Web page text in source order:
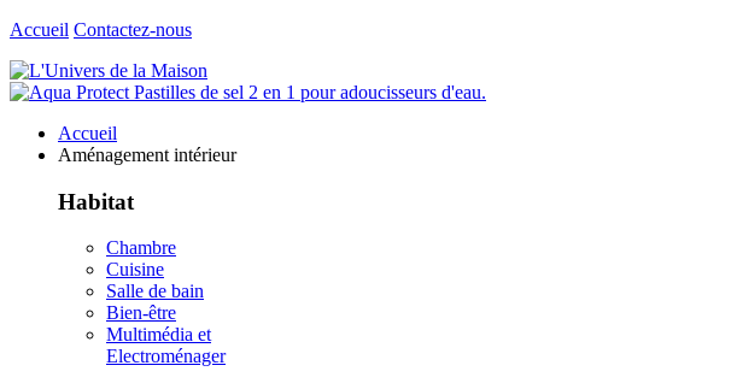
Accueil Contactez-nous
Accueil
Aménagement intérieur
Habitat
Chambre
Cuisine
Salle de bain
Bien-être
Multimédia et
Electroménager